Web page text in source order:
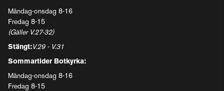
Måndag-onsdag 8-16
Fredag 8-15
(Gäller V.27-32)
Stängt:V.29 - V.31
Sommartider Botkyrka:
Måndag-onsdag 8-16
Fredag 8-15